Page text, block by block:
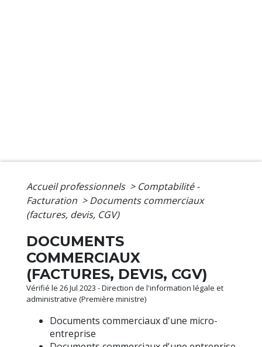
Accueil professionnels > Comptabilité -
Facturation > Documents commerciaux
(factures, devis, CGV)
DOCUMENTS
COMMERCIAUX
(FACTURES, DEVIS, CGV)
Vérifié le 26 Jul 2023 - Direction de l'information légale et
administrative (Première ministre)
Documents commerciaux d'une micro-
entreprise